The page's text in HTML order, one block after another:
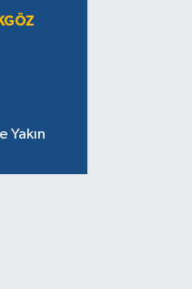
Yakın